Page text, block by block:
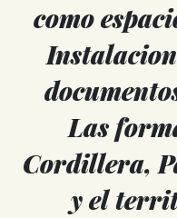
como
Las
Cordillera,
y el